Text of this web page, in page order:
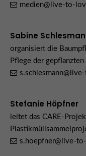
medien@live-to-
Sabine
organisiert die
Pflege der gepflanzten
Stefanie Höpfner
leitet das CARE-
s.hoepfner@live-